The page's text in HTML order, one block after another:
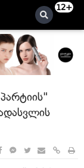
12+